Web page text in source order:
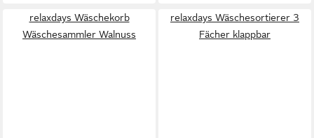
relaxdays Wäschekorb
Wäschesammler Walnuss
relaxdays Wäschesortierer 3
Fächer klappbar